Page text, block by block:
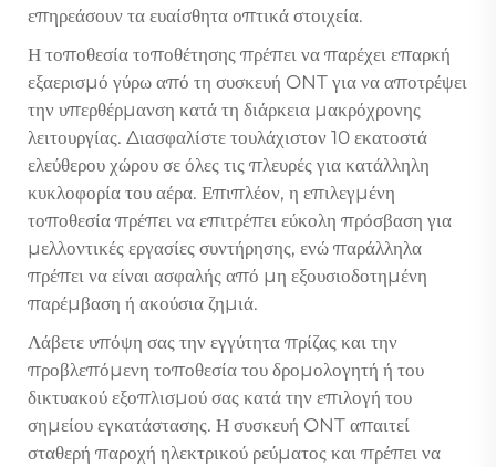
επηρεάσουν τα ευαίσθητα οπτικά στοιχεία.
Η τοποθεσία τοποθέτησης πρέπει να παρέχει επαρκή
εξαερισμό γύρω από τη συσκευή ONT για να αποτρέψει
την υπερθέρμανση κατά τη διάρκεια μακρόχρονης
λειτουργίας. Διασφαλίστε τουλάχιστον 10 εκατοστά
ελεύθερου χώρου σε όλες τις πλευρές για κατάλληλη
κυκλοφορία του αέρα. Επιπλέον, η επιλεγμένη
τοποθεσία πρέπει να επιτρέπει εύκολη πρόσβαση για
μελλοντικές εργασίες συντήρησης, ενώ παράλληλα
πρέπει να είναι ασφαλής από μη εξουσιοδοτημένη
παρέμβαση ή ακούσια ζημιά.
Λάβετε υπόψη σας την εγγύτητα πρίζας και την
προβλεπόμενη τοποθεσία του δρομολογητή ή του
δικτυακού εξοπλισμού σας κατά την επιλογή του
σημείου εγκατάστασης. Η συσκευή ONT απαιτεί
σταθερή παροχή ηλεκτρικού ρεύματος και πρέπει να